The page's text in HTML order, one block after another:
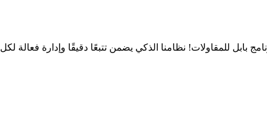
بابل للمقاولات! نظامنا الذكي يضمن تتبعًا دقيقًا وإدارة فعالة لكل